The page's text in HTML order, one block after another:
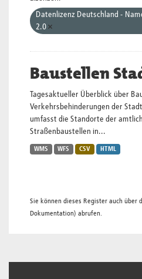
Datenlizenz Deutschland -
2.0
Baustellen
Tagesaktueller Überblick über
Verkehrsbehinderungen der
umfasst die Standorte der
Straßenbaustellen in...
WMS WFS CSV HTML
Sie können dieses Register auch über
Dokumentation) abrufen.